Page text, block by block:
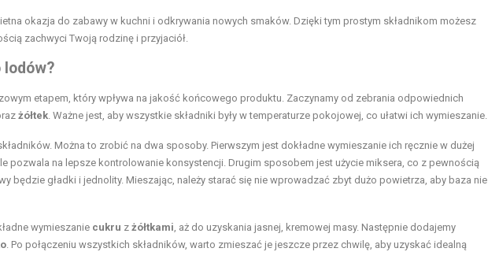
okazja do zabawy w kuchni i odkrywania nowych smaków. Dzięki tym prostym składnikom możesz
zachwyci Twoją rodzinę i przyjaciół.
etapem, który wpływa na jakość końcowego produktu. Zaczynamy od zebrania odpowiednich
żółtek. Ważne jest, aby wszystkie składniki były w temperaturze pokojowej, co ułatwi ich wymieszanie.
Można to zrobić na dwa sposoby. Pierwszym jest dokładne wymieszanie ich ręcznie w dużej
pozwala na lepsze kontrolowanie konsystencji. Drugim sposobem jest użycie miksera, co z pewnością
będzie gładki i jednolity. Mieszając, należy starać się nie wprowadzać zbyt dużo powietrza, aby baza nie
wymieszanie cukru z żółtkami, aż do uzyskania jasnej, kremowej masy. Następnie dodajemy
. Po połączeniu wszystkich składników, warto zmieszać je jeszcze przez chwilę, aby uzyskać idealną